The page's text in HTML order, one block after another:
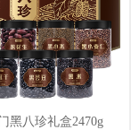
黑八珍礼盒2470g